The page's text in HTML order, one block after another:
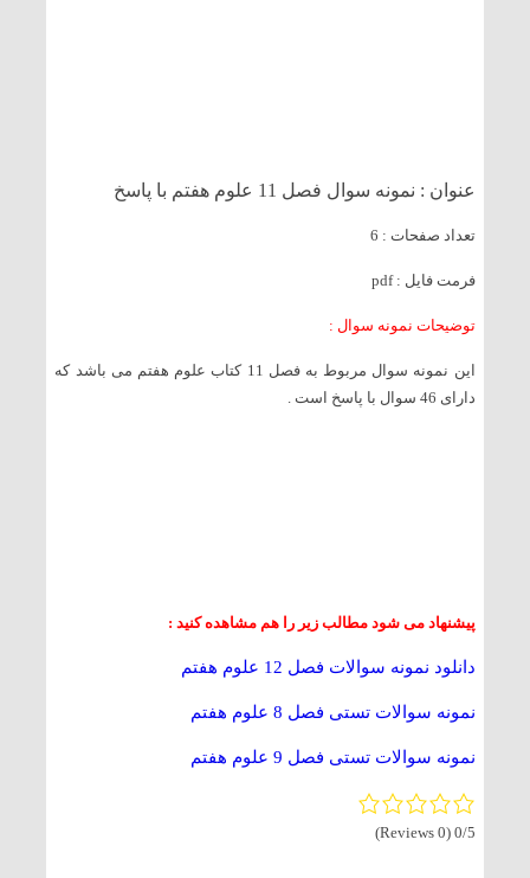
عنوان : نمونه سوال فصل 11 علوم هفتم با پاسخ
تعداد صفحات : 6
فرمت فایل : pdf
توضیحات نمونه سوال :
این نمونه سوال مربوط به فصل 11 کتاب علوم هفتم می باشد که
دارای 46 سوال با پاسخ است .
پیشنهاد می شود مطالب زیر را هم مشاهده کنید :
دانلود نمونه سوالات فصل 12 علوم هفتم
نمونه سوالات تستی فصل 8 علوم هفتم
نمونه سوالات تستی فصل 9 علوم هفتم
0/5
(0 Reviews)